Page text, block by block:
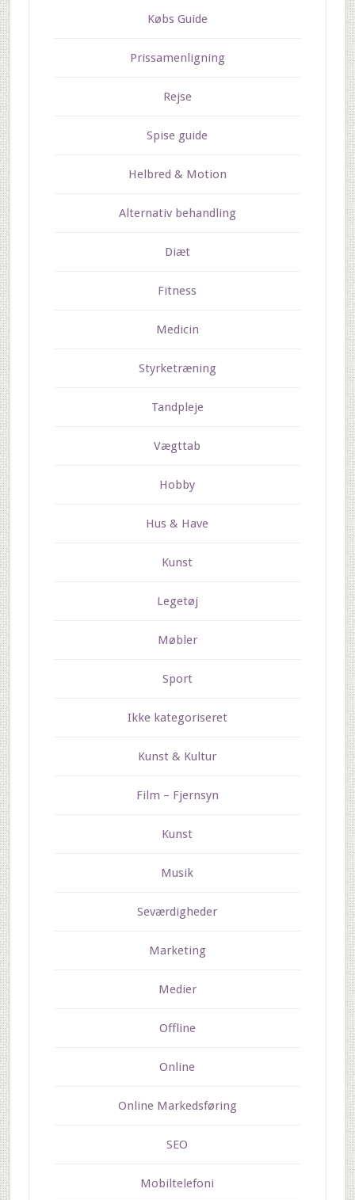
Købs Guide
Prissamenligning
Rejse
Spise guide
Helbred & Motion
Alternativ behandling
Diæt
Fitness
Medicin
Styrketræning
Tandpleje
Vægttab
Hobby
Hus & Have
Kunst
Legetøj
Møbler
Sport
Ikke kategoriseret
Kunst & Kultur
Film – Fjernsyn
Kunst
Musik
Seværdigheder
Marketing
Medier
Offline
Online
Online Markedsføring
SEO
Mobiltelefoni